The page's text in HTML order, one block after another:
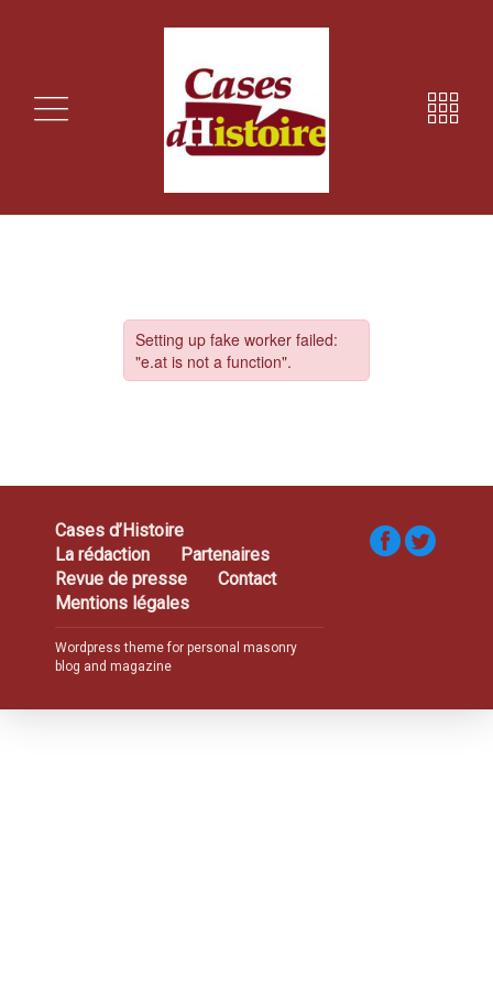
Cases d’Histoire
La rédaction
Partenaires
Revue de presse
Contact
Mentions légales
Wordpress theme for personal masonry
blog and magazine